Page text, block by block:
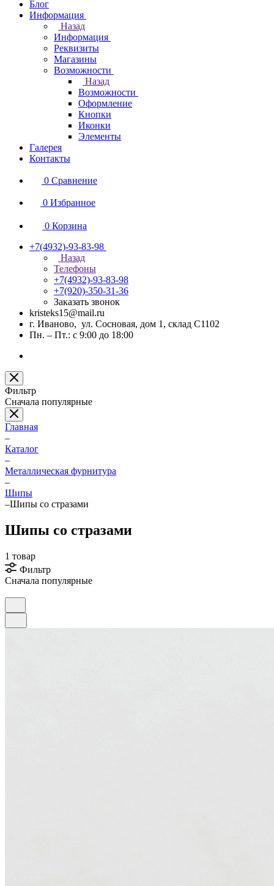
Блог
Информация
Назад
Информация
Реквизиты
Магазины
Возможности
Назад
Возможности
Оформление
Кнопки
Иконки
Элементы
Галерея
Контакты
0 Сравнение
0 Избранное
0 Корзина
+7(4932)-93-83-98
Назад
Телефоны
+7(4932)-93-83-98
+7(920)-350-31-36
Заказать звонок
kristeks15@mail.ru
г. Иваново, ул. Сосновая, дом 1, склад С1102
Пн. – Пт.: с 9:00 до 18:00
Фильтр
Сначала популярные
Главная
–
Каталог
–
Металлическая фурнитура
–
Шипы
–Шипы со стразами
Шипы со стразами
1 товар
Фильтр
Сначала популярные